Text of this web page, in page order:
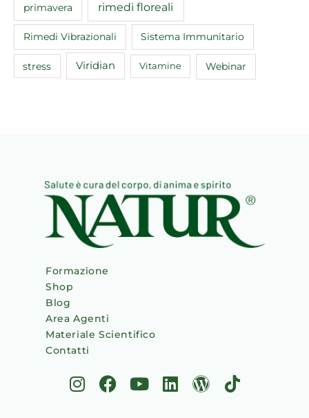
primavera rimedi floreali
Rimedi Vibrazionali Sistema Immunitario
stress Viridian Vitamine Webinar
Formazione
Shop
Blog
Area Agenti
Materiale Scientifico
Contatti
I
n
F
a
Y
o
L
i
W
o
T
i